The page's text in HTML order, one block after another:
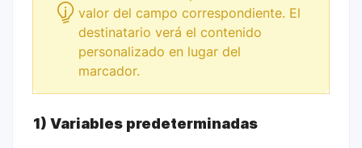
valor del campo correspondiente. El
destinatario verá el contenido
personalizado en lugar del
marcador.
1) Variables predeterminadas